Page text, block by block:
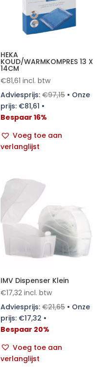
HEKA
KOUD/WARMKOMPRES 13 X
14CM
€81,61 incl. btw
Adviesprijs:€97,15 • Onze
prijs: €81,61 •
Bespaar 16%
Voeg toe aan
verlanglijst
IMV Dispenser Klein
€17,32 incl. btw
Adviesprijs:€21,65 • Onze
prijs: €17,32 •
Bespaar 20%
Voeg toe aan
verlanglijst